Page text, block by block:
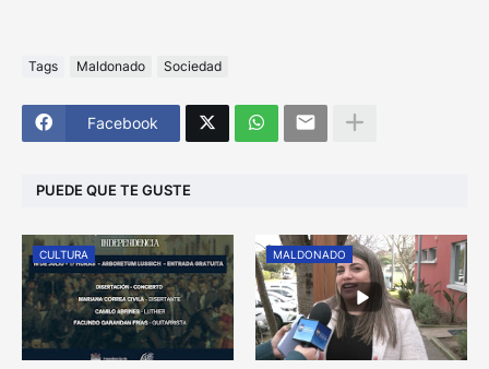
Tags Maldonado Sociedad
Facebook
PUEDE QUE TE GUSTE
CULTURA MALDONADO